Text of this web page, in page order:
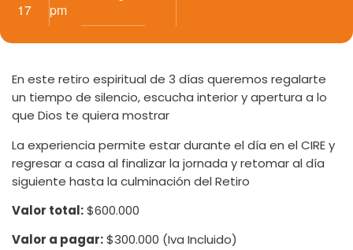
17
pm
En este retiro espiritual de 3 días queremos regalarte
un tiempo de silencio, escucha interior y apertura a lo
que Dios te quiera mostrar
La experiencia permite estar durante el día en el CIRE y
regresar a casa al finalizar la jornada y retomar al día
siguiente hasta la culminación del Retiro
Valor total:$600.000
Valor a pagar:$300.000 (Iva Incluido)